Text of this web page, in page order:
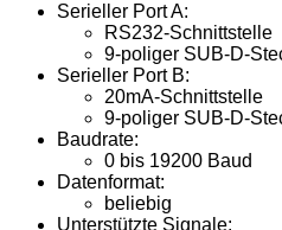
Serieller Port A:
RS232-Schnittstelle
9-poliger SUB-D-
Serieller Port B:
20mA-Schnittstelle
9-poliger SUB-D-
Baudrate:
0 bis 19200 Baud
Datenformat:
beliebig
Unterstützte Signale: